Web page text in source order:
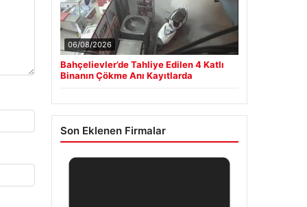
06/08/2026
Bahçelievler’de Tahliye Edilen 4 Katlı
Binanın Çökme Anı Kayıtlarda
Son Eklenen Firmalar